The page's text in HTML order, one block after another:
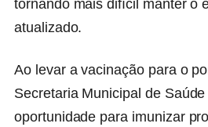
tornando mais difícil manter o
atualizado.
Ao levar a vacinação para o
Secretaria Municipal de
oportunidade para imunizar